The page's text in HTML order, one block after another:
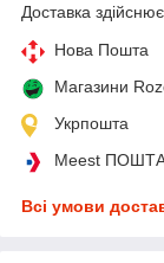
Доставка
Нова Пошта
Магазини
Укрпошта
Meest
Всі умови